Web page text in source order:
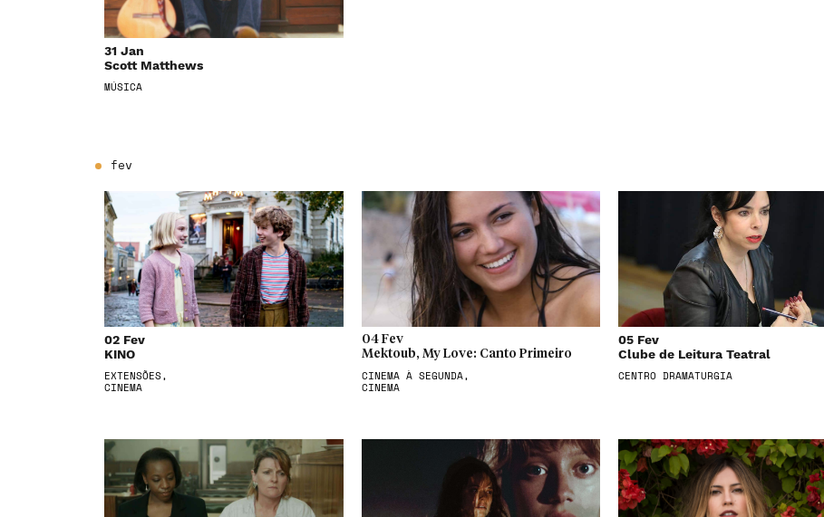
31 Jan
Scott Matthews
MÚSICA
fev
02 Fev
KINO
EXTENSÕES,
CINEMA
04 Fev
Mektoub, My Love: Canto Primeiro
CINEMA À SEGUNDA,
CINEMA
05 Fev
Clube de Leitura Teatral
CENTRO DRAMATURGIA